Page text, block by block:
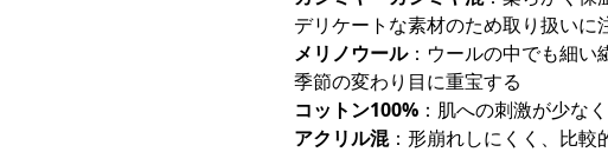
デリケートな素材のため取り扱いに
メリノウール：ウールの中でも細い
季節の変わり目に重宝する
コットン100% ：肌への刺激が少な
アクリル混：形崩れしにくく、比較